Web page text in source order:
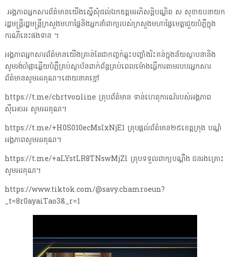
អង្គភាពអ្នកសារព័ត៌មានយើងស្នើសុំដល់ឯកឧត្តមអភិសន្តិបណ្ឌិត ស សុខាឧបនាយក
រដ្ឋមន្ត្រីរដ្ឋមន្ត្រីក្រសួងមហាផ្ទៃនិងអ្នកនាំពាក្យរបស់ក្រសួងមហាផ្ទៃមេត្តាជួយបំភ្លឺក្នុង
ករណីនេះផងទាន ។
អង្គភាពអ្នកសារព័ត៌មានយើងគ្រាន់តែជាកញ្ចក់ឆ្លុះបញ្ចាំងរិះគន់ក្នុងន័យស្ថាបនានិង
សូមរង់ចាំផ្កាឆ្លើយបំភ្លឺគ្រប់ស្ថាប័នពាក់ព័ន្ធគ្រប់ពេលម៉ោងធ្វើការតាមរបបរអ្នកសារ
ព័ត៌មានសូមអរគុណ។ដោយនាគខ្មៅ
https://t.me/chrtvonline គ្រុបព័ត៌មាន ទាន់ហេតុការណ៍របស់អង្គភាព
ស៊ីអេចអ សូមអរគុណ។
https://t.me/+H0S010ecMsIxNjE1 គ្រុបផ្តល់ព័ត៌មាន២៥ខេត្តក្រុង បណ្តំ
អង្គភាពសូមអរគុណ។
https://t.me/+aLYstLR8TNswMjZl គ្រុបទទួលពាក្យបណ្តឹង ជនរងគ្រោះ
សូមអរគុណ។
https://www.tiktok.com/@savy.chamroeun?
_t=8r0ayaiTao3&_r=1